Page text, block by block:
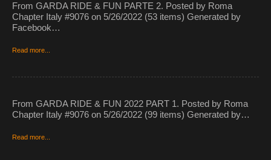
From GARDA RIDE & FUN PARTE 2. Posted by Roma
Chapter Italy #9076 on 5/26/2022 (53 items) Generated by
Facebook…
Read more...
From GARDA RIDE & FUN 2022 PART 1. Posted by Roma
Chapter Italy #9076 on 5/26/2022 (99 items) Generated by…
Read more...